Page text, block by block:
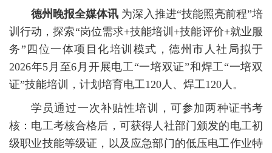
德州晚报全媒体讯 为深入推进“技能照亮前程”培
训行动，探索“岗位需求+技能培训+技能评价+就业服
务”四位一体项目化培训模式，德州市人社局拟于
2026年5月至6月开展电工“一培双证”和焊工“一培双
证”技能培训，计划培育电工120人、焊工120人。
学员通过一次补贴性培训，可参加两种证书考
核：电工考核合格后，可获得人社部门颁发的电工初
级职业技能等级证，以及应急部门的低压电工作业特